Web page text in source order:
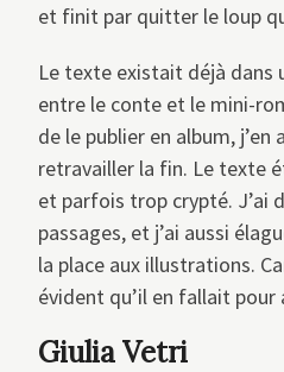
et finit par quitter le loup
Le texte existait déjà dans
entre le conte et le mini-
de le publier en album,
retravailler la fin. Le texte
et parfois trop crypté. J’ai
passages, et j’ai aussi
la place aux illustrations.
évident qu’il en fallait
Giulia Vetri